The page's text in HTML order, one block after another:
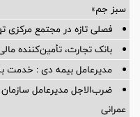
سبز جم»
فصلی تازه در مجتمع مرکزی
بانک تجارت، تأمین‌کننده مالی پروژه
مدیرعامل بیمه دی : خدمت
ضرب‌الاجل مدیرعامل سازمان
عمرانی